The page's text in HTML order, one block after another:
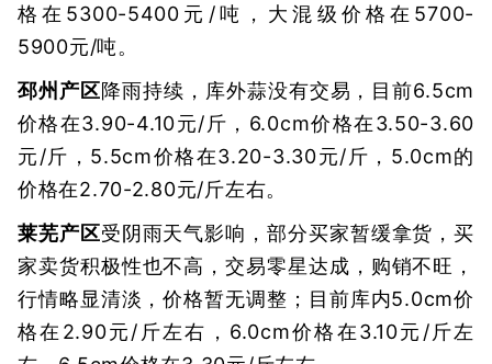
格在5300-5400元/吨，大混级价格在5700-
5900元/吨。
邳州产区降雨持续，库外蒜没有交易，目前6.5cm
价格在3.90-4.10元/斤，6.0cm价格在3.50-3.60
元/斤，5.5cm价格在3.20-3.30元/斤，5.0cm的
价格在2.70-2.80元/斤左右。
莱芜产区受阴雨天气影响，部分买家暂缓拿货，买
家卖货积极性也不高，交易零星达成，购销不旺，
行情略显清淡，价格暂无调整；目前库内5.0cm价
格在2.90元/斤左右，6.0cm价格在3.10元/斤左